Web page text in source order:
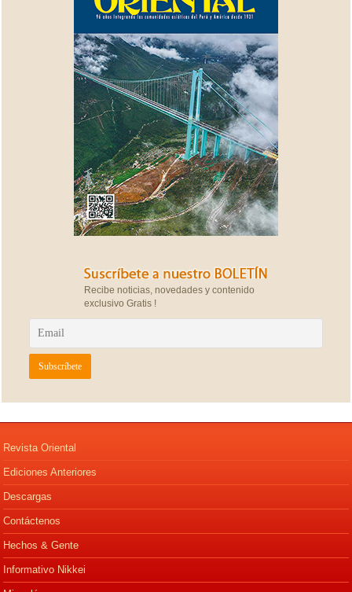
Recibe noticias, novedades y contenido
exclusivo Gratis !
Revista Oriental
Ediciones Anteriores
Descargas
Contáctenos
Hechos & Gente
Informativo Nikkei